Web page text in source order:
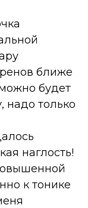
ближе
будет
надо только
наглость!
к тонике